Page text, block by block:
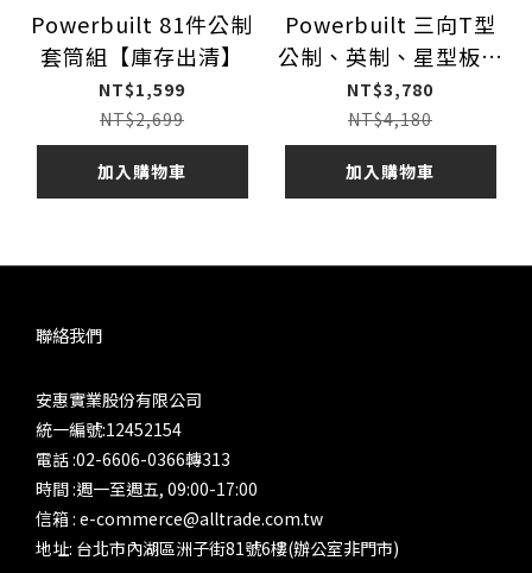
Powerbuilt 81件公制
套筒組【庫存出清】
NT$1,599
NT$2,699
加入購物車
Powerbuilt 三向T型
公制、英制、星型板手
組
NT$3,780
NT$4,180
加入購物車
聯絡我們
安惠實業股份有限公司
統一編號:12452154
電話 :02-6606-0366轉313
時間 :週一至週五, 09:00-17:00
信箱 : e-commerce@alltrade.com.tw
地址: 台北市內湖區洲子街81號6樓(辦公室非門市)